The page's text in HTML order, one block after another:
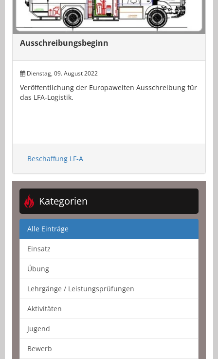
Ausschreibungsbeginn
Dienstag, 09. August 2022
Veröffentlichung der Europaweiten Ausschreibung für
das LFA-Logistik.
Beschaffung LF-A
Kategorien
Alle Einträge
Einsatz
Übung
Lehrgänge / Leistungsprüfungen
Aktivitäten
Jugend
Bewerb